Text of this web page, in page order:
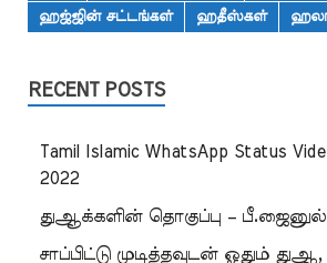
ஹஜ்ஜின் சட்டங்கள்
ஹதீஸ்கள்
RECENT POSTS
Tamil Islamic WhatsApp Status
2022
துஆக்களின் தொகுப்பு –
சாப்பிட்டு முடித்தவுடன் ஓதும் துஆ,